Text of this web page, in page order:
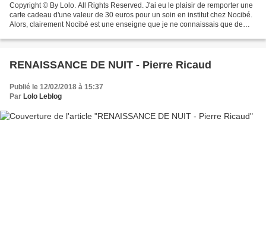
Copyright © By Lolo. All Rights Reserved. J'ai eu le plaisir de remporter une
carte cadeau d'une valeur de 30 euros pour un soin en institut chez Nocibé.
Alors, clairement Nocibé est une enseigne que je ne connaissais que de
RENAISSANCE DE NUIT - Pierre Ricaud
Publié le 12/02/2018 à 15:37
Par Lolo Leblog